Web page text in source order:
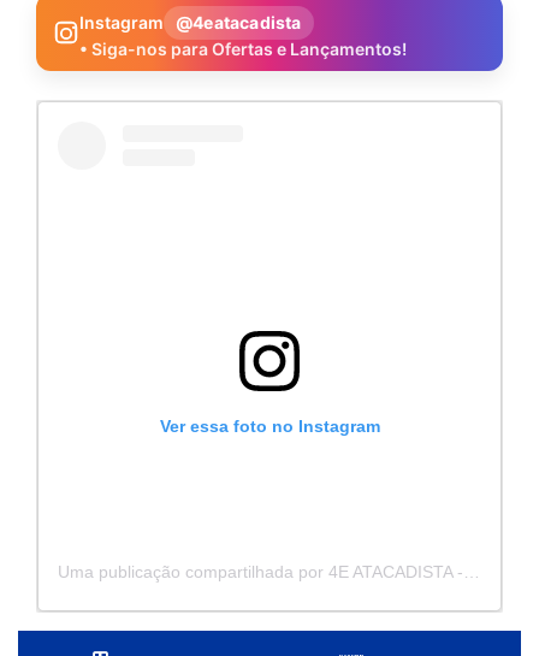
Instagram
@4eatacadista
• Siga-nos para Ofertas e Lançamentos!
Ver essa foto no Instagram